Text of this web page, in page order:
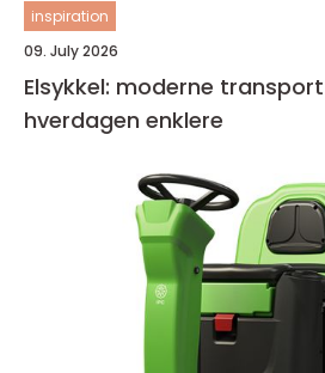
inspiration
09. July 2026
Elsykkel: moderne
hverdagen enklere